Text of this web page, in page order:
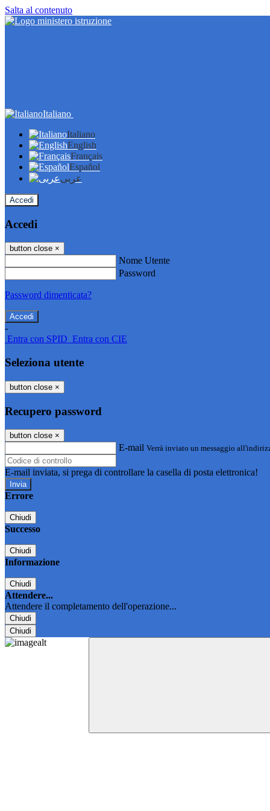
Salta al contenuto
Italiano
Italiano
English
Français
Español
عربى
Accedi
Accedi
button close ×
Nome Utente
Password
Password dimenticata?
-
Entra con SPID Entra con CIE
Seleziona utente
button close ×
Recupero password
button close ×
E-mail Verrà inviato un messaggio
E-mail inviata, si prega di controllare la casella di posta elettronica!
Errore
Chiudi
Successo
Chiudi
Informazione
Chiudi
Attendere...
Attendere il completamento dell'operazione...
Chiudi
Chiudi